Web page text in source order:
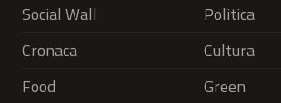
Social Wall
Politica
Cronaca
Cultura
Food
Green